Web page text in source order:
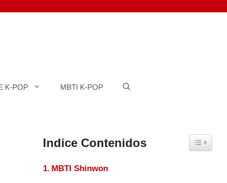
K-POP MBTI K-POP
Indice Contenidos Toggle
MBTI Shinwon